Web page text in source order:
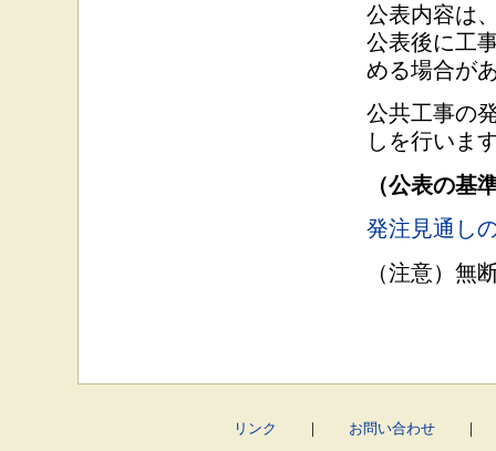
公表内容は
公表後に工
める場合が
公共工事の
しを行いま
（公表の基
発注見通し
（注意）無
リンク お問い合わせ